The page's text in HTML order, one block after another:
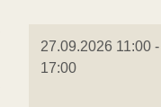
27.09.2026 11:00 -
17:00